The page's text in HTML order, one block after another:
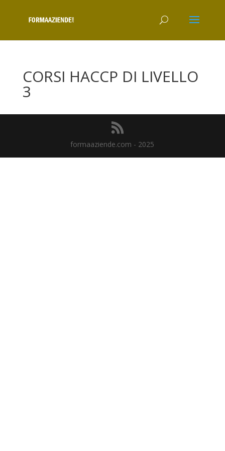
CORSI HACCP DI LIVELLO
3
formaaziende.com - 2025